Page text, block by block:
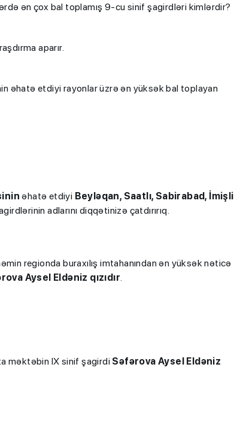
ən çox bal toplamış 9-cu sinif şagirdləri kimlərdir?
aparır.
əhatə etdiyi rayonlar üzrə ən yüksək bal toplayan
əhatə etdiyi Beyləqan, Saatlı, Sabirabad, İmişli
adlarını diqqətinizə çatdırırıq.
regionda buraxılış imtahanından ən yüksək nəticə
Aysel Eldəniz qızıdır
məktəbin IX sinif şagirdi Səfərova Aysel Eldəniz